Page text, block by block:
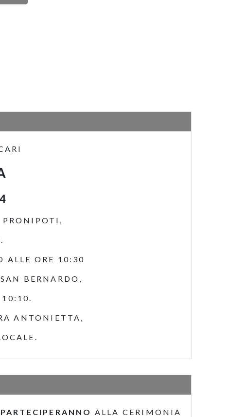
ALLE ORE 10:30
BERNARDO,
10:10.
ANTONIETTA,
PARTECIPERANNO ALLA CERIMONIA